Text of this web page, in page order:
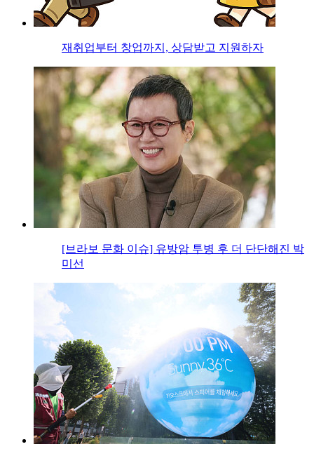
재취업부터 창업까지, 상담받고 지원하자
[브라보 문화 이슈] 유방암 투병 후 더 단단해진 박
미선